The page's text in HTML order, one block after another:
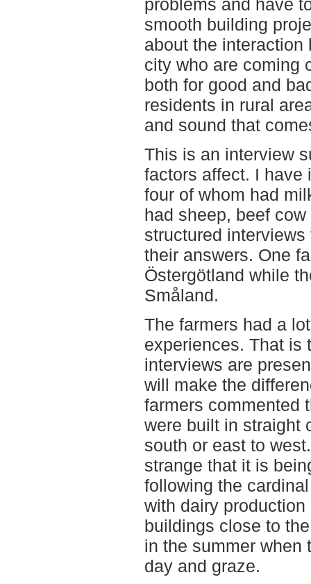
problems and have
smooth building
about the interaction
city who are coming
both for good and
residents in rural
and sound that
This is an interview
factors affect. I have
four of whom had
had sheep, beef
structured
their answers. One
Östergötland while
Småland.
The farmers had a
experiences. That is
interviews are
will make the
farmers commented
were built in straight
south or east to
strange that it is
following the
with dairy
buildings close to
in the summer when
day and graze.